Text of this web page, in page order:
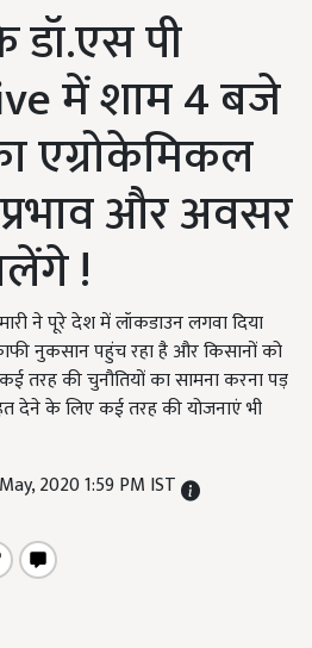
पी
में शाम 4 बजे
एग्रोकेमिकल
प्रभाव और अवसर
!
ने पूरे देश में लॉकडाउन लगवा दिया
नुकसान पहुंच रहा है और किसानों को
तरह की चुनौतियों का सामना करना पड़
देने के लिए कई तरह की योजनाएं भी
2020 1:59 PM IST